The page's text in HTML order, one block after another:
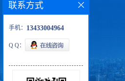
联系方式
手机： 13433004964
Q Q：